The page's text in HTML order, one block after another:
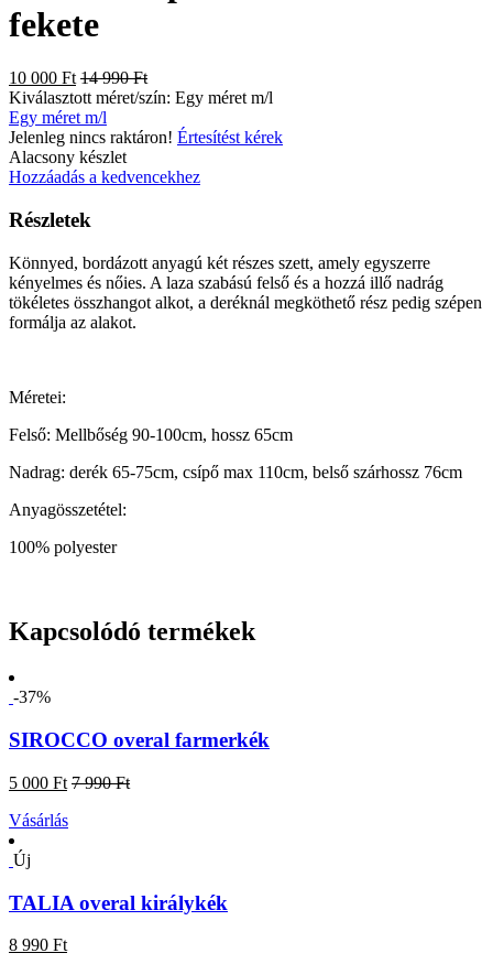
fekete
10 000 Ft 14 990 Ft
Kiválasztott méret/szín: Egy méret m/l
Egy méret m/l
Jelenleg nincs raktáron! Értesítést kérek
Alacsony készlet
Hozzáadás a kedvencekhez
Részletek
Könnyed, bordázott anyagú két részes szett, amely egyszerre
kényelmes és nőies. A laza szabású felső és a hozzá illő nadrág
tökéletes összhangot alkot, a deréknál megköthető rész pedig szépen
formálja az alakot.
Méretei:
Felső: Mellbőség 90-100cm, hossz 65cm
Nadrag: derék 65-75cm, csípő max 110cm, belső szárhossz 76cm
Anyagösszetétel:
100% polyester
Kapcsolódó termékek
-37%
SIROCCO overal farmerkék
5 000 Ft 7 990 Ft
Vásárlás
Új
TALIA overal királykék
8 990 Ft